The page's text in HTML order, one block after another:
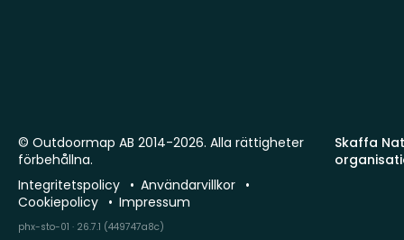
Skaffa
© Outdoormap AB 2014-2026. Alla rättigheter
förbehållna.
Integritetspolicy
Användarvillkor
Cookiepolicy
Impressum
phx-sto-01 · 26.7.1 (449747a8c)